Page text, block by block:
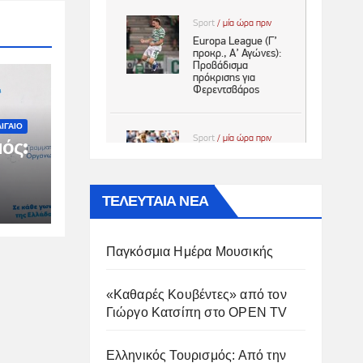
ΤΕΛΕΥΤΑΙΑ ΝΕΑ
Παγκόσμια Ημέρα Μουσικής
«Καθαρές Κουβέντες» από τον
Γιώργο Κατσίπη στο OPEN TV
Ελληνικός Τουρισμός: Από την